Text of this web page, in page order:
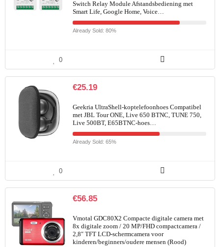
Switch Relay Module Afstandsbediening met
Smart Life, Google Home, Voice…
Already Sold: 80%
0
€25.19
Geekria UltraShell-koptelefoonhoes Compatibel
met JBL Tour ONE, Live 650 BTNC, TUNE 750,
Live 500BT, E65BTNC-hoes…
Already Sold: 65%
0
€56.85
Vmotal GDC80X2 Compacte digitale camera met
8x digitale zoom / 20 MP/FHD compactcamera /
2,8″ TFT LCD-schermcamera voor
kinderen/beginners/oudere mensen (Rood)